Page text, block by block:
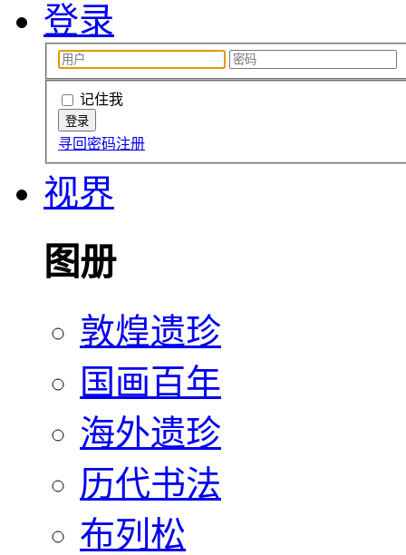
登录
记住我
寻回密码注册
视界
图册
敦煌遗珍
国画百年
海外遗珍
历代书法
布列松